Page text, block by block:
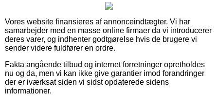
Vores website finansieres af annonceindtægter. Vi har
samarbejder med en masse online firmaer da vi introducerer
deres varer, og indhenter godtgørelse hvis de brugere vi
sender videre fuldfører en ordre.
Fakta angående tilbud og internet forretninger opretholdes
nu og da, men vi kan ikke give garantier imod forandringer
der er iværksat siden vi sidst opdaterede sidens
informationer.